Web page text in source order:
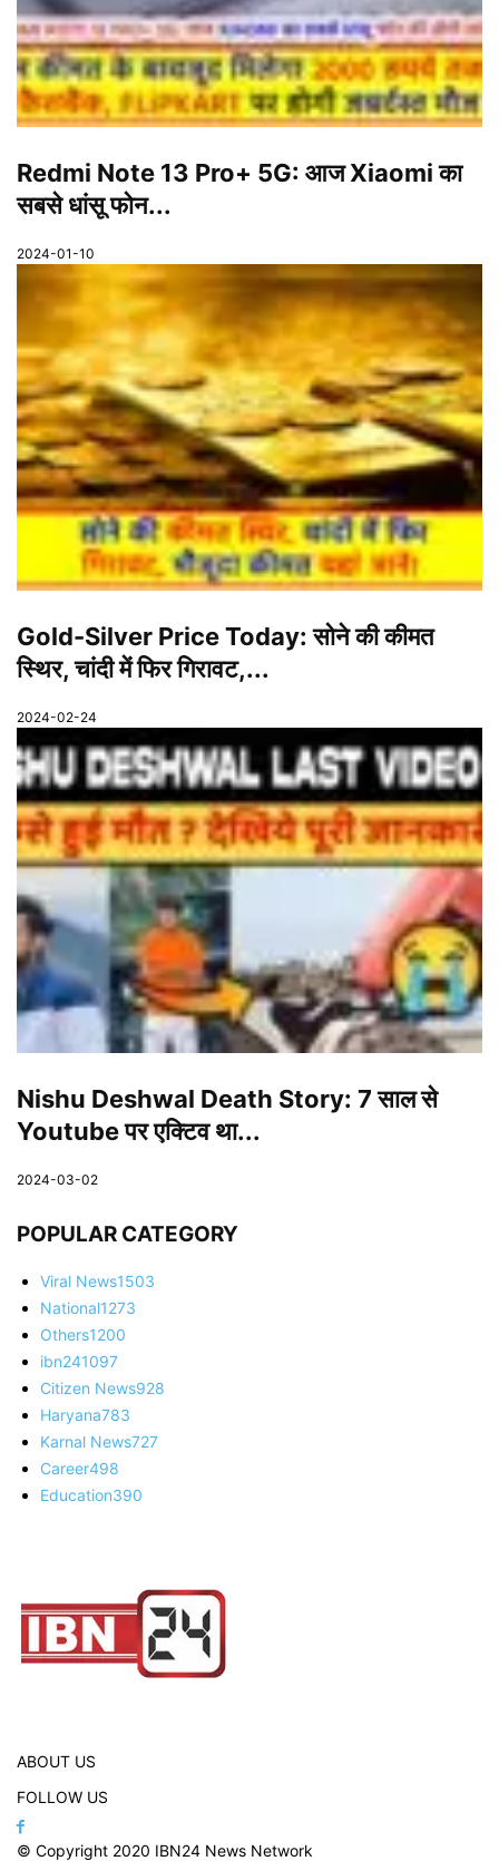
Redmi Note 13 Pro+ 5G: आज Xiaomi का
सबसे धांसू फोन...
2024-01-10
Gold-Silver Price Today: सोने की कीमत
स्थिर, चांदी में फिर गिरावट,...
2024-02-24
Nishu Deshwal Death Story: 7 साल से
Youtube पर एक्टिव था...
2024-03-02
POPULAR CATEGORY
Viral News1503
National1273
Others1200
ibn241097
Citizen News928
Haryana783
Karnal News727
Career498
Education390
ABOUT US
FOLLOW US
© Copyright 2020 IBN24 News Network